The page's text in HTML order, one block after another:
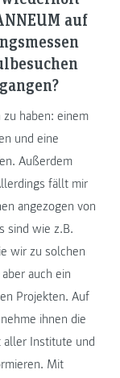
auf
haben: einem
und eine
Außerdem
fällt mir
angezogen von
sind wie z.B.
wir zu solchen
auch ein
Projekten. Auf
ihnen die
aller Institute und
Mit